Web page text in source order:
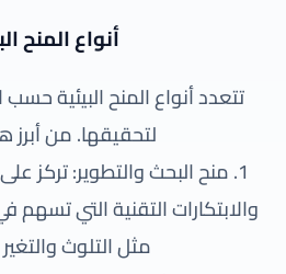
أنواع المنح
تتعدد أنواع المنح البيئية
لتحقيقها. من أبرز
1. منح البحث والتطوير: تركز
والابتكارات التقنية التي تسهم
مثل التلوث